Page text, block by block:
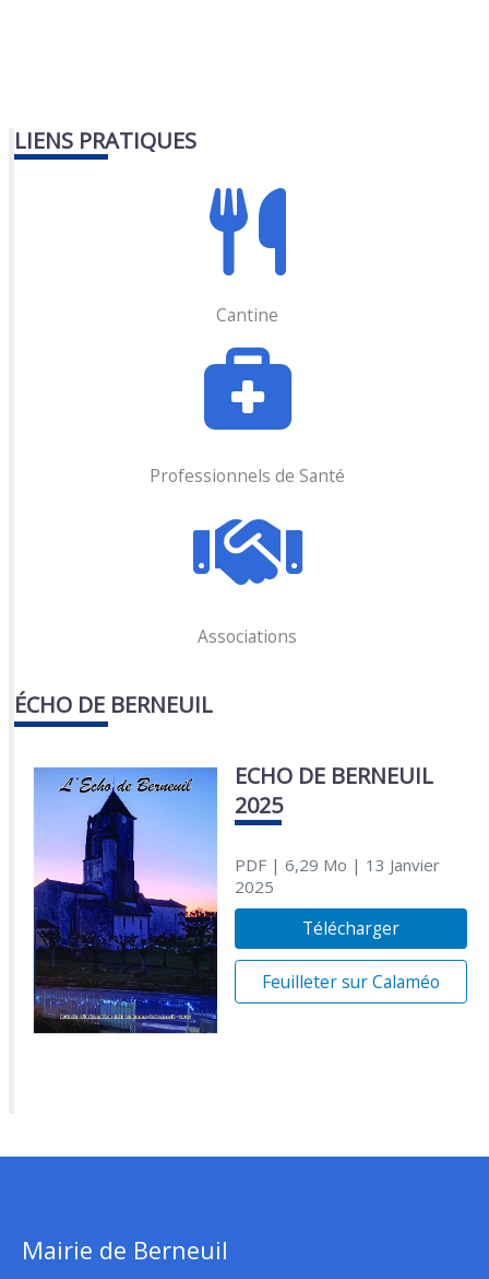
LIENS PRATIQUES
Cantine
Professionnels de Santé
Associations
ÉCHO DE BERNEUIL
ECHO DE BERNEUIL
2025
PDF| 6,29 Mo | 13 Janvier
2025
Télécharger
Feuilleter sur Calaméo
Mairie de Berneuil